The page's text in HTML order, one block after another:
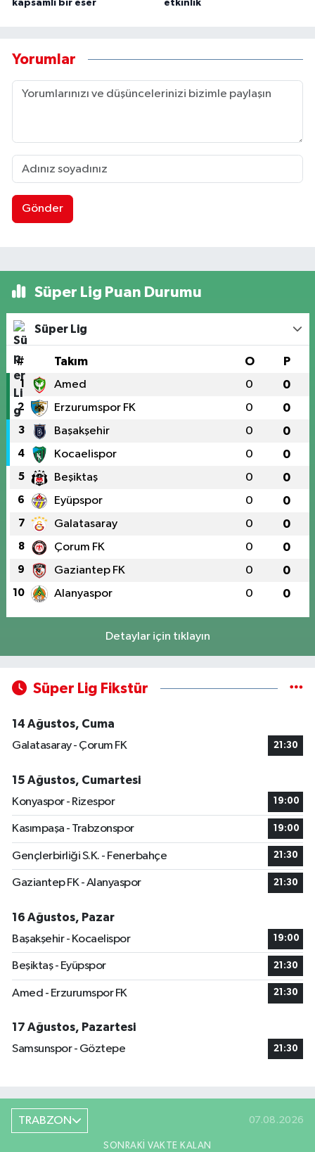
kapsamlı bir eser etkinlik
Yorumlar
Gönder
Süper Lig Puan Durumu
Süper Lig
# Takım O P
1 Amed 0 0
2 Erzurumspor FK 0 0
3 Başakşehir 0 0
4 Kocaelispor 0 0
5 Beşiktaş 0 0
6 Eyüpspor 0 0
7 Galatasaray 0 0
8 Çorum FK 0 0
9 Gaziantep FK 0 0
10 Alanyaspor 0 0
Detaylar için tıklayın
Süper Lig Fikstür
14 Ağustos, Cuma
Galatasaray - Çorum FK
21:30
15 Ağustos, Cumartesi
Konyaspor - Rizespor
19:00
Kasımpaşa - Trabzonspor 19:00
Gençlerbirliği S.K. - Fenerbahçe 21:30
Gaziantep FK - Alanyaspor 21:30
16 Ağustos, Pazar
Başakşehir - Kocaelispor
19:00
Beşiktaş - Eyüpspor 21:30
Amed - Erzurumspor FK 21:30
17 Ağustos, Pazartesi
Samsunspor - Göztepe
21:30
TRABZON 07.08.2026
SONRAKI VAKTE KALAN